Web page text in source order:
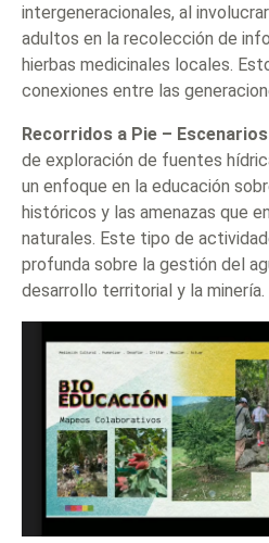
intergeneracionales, al
adultos en la recolección de
hierbas medicinales locales.
conexiones entre las
Recorridos a Pie –
de exploración de fuentes
un enfoque en la educación
históricos y las amenazas que
naturales. Este tipo de
profunda sobre la gestión del
desarrollo territorial y la minería.